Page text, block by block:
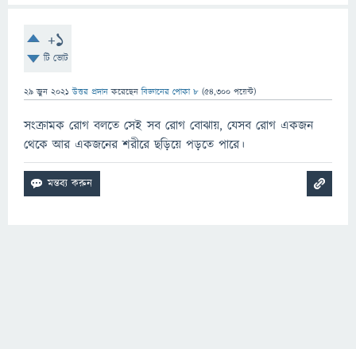
+1
টি ভোট
29 জুন 2021 উত্তর প্রদান করেছেনবিজ্ঞানের পোকা ৮ (54,300 পয়েন্ট)
সংক্রামক রোগ বলতে সেই সব রোগ বোঝায়, যেসব রোগ একজন
থেকে আর একজনের শরীরে ছড়িয়ে পড়তে পারে।